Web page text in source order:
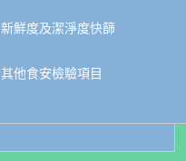
新鮮度及潔淨度快篩
其他食安檢驗項目